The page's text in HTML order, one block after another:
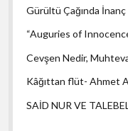
Gürültü Çağında
“Auguries of
Cevşen Nedir,
Kâğıttan flüt- Ahmet
SAİD NUR VE